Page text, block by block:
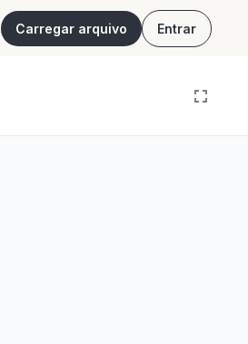
Carregar arquivo Entrar